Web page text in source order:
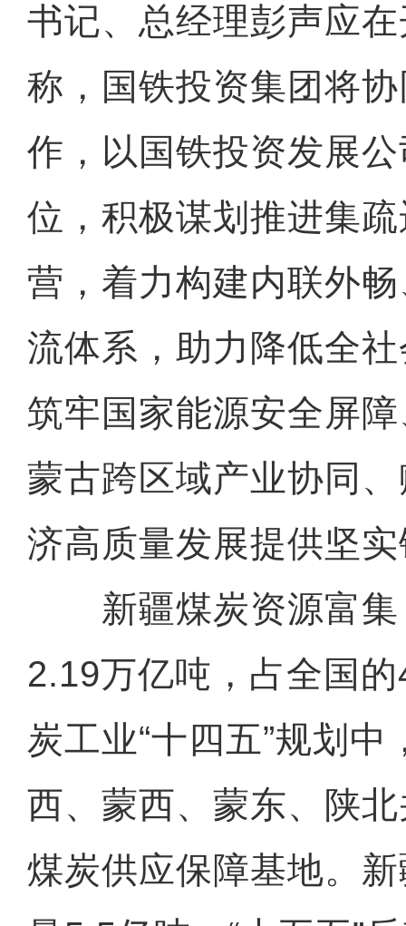
书记、总经理彭声应
称，国铁投资集团将
作，以国铁投资发展
位，积极谋划推进集
营，着力构建内联外
流体系，助力降低全
筑牢国家能源安全屏
蒙古跨区域产业协同
济高质量发展提供坚
新疆煤炭资源富集
2.19万亿吨，占全国
炭工业“十四五”规划中
西、蒙西、蒙东、陕
煤炭供应保障基地。